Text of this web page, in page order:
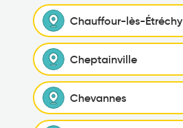
Chauffour-lès-Étréchy
Cheptainville
Chevannes